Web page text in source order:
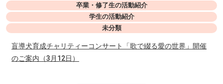
卒業・修了生の活動紹介
学生の活動紹介
未分類
盲導犬育成チャリティーコンサート「歌で綴る愛の世界」開催
のご案内（3月12日）